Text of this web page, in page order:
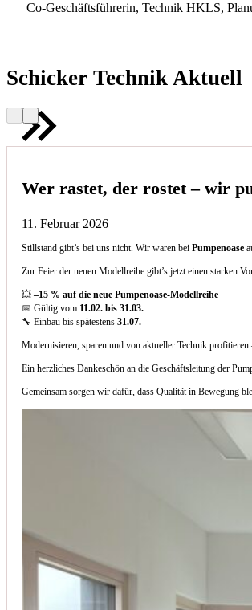
Co-Geschäftsführerin, Technik HKLS,
Schicker Technik Aktuell
Wer rastet, der rostet – wir
11. Februar 2026
Stillstand gibt’s bei uns nicht. Wir waren beiPumpenoase
Zur Feier der neuen Modellreihe gibt’s jetzt einen starken
💥–15 % auf die neue Pumpenoase-Modellreihe
📅 Gültig vom 11.02. bis 31.03.
🔧 Einbau bis spätestens31.07.
Modernisieren, sparen und von aktueller Technik
Ein herzliches Dankeschön an die Geschäftsleitung der
Gemeinsam sorgen wir dafür, dass Qualität in Bewegung